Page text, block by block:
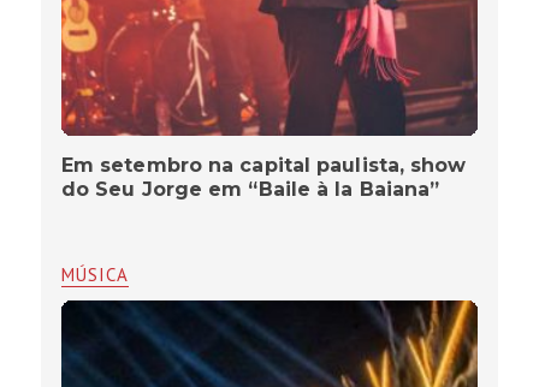
Em setembro na capital paulista, show
do Seu Jorge em “Baile à la Baiana”
MÚSICA